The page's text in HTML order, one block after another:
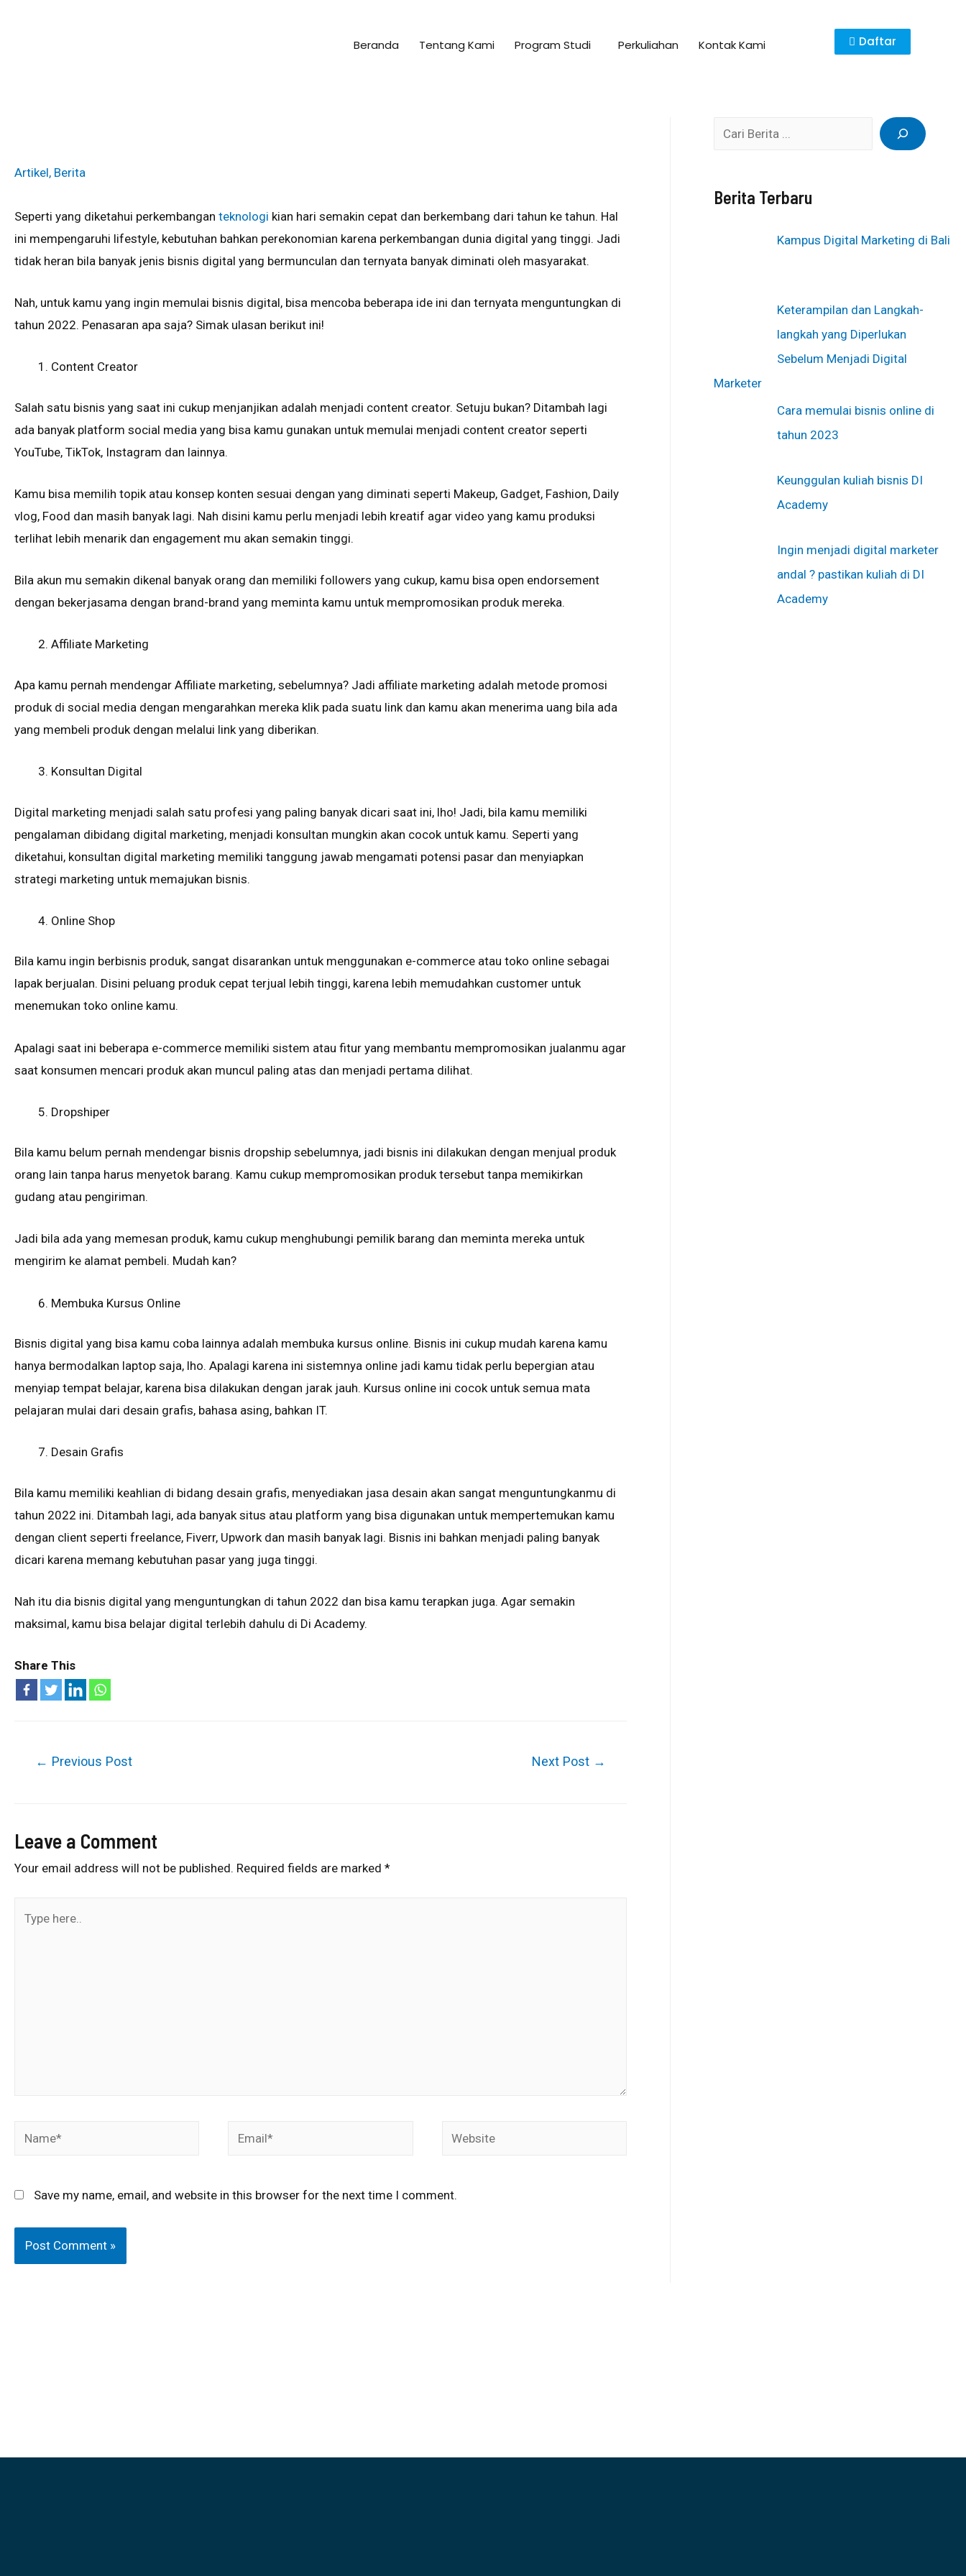
Beranda Tentang Kami Program Studi Perkuliahan Kontak Kami Daftar
Artikel, Berita
Seperti yang diketahui perkembangan teknologi kian hari semakin cepat dan berkembang dari tahun ke tahun. Hal
ini mempengaruhi lifestyle, kebutuhan bahkan perekonomian karena perkembangan dunia digital yang tinggi. Jadi
tidak heran bila banyak jenis bisnis digital yang bermunculan dan ternyata banyak diminati oleh masyarakat.
Nah, untuk kamu yang ingin memulai bisnis digital, bisa mencoba beberapa ide ini dan ternyata menguntungkan di
tahun 2022. Penasaran apa saja? Simak ulasan berikut ini!
Content Creator
Salah satu bisnis yang saat ini cukup menjanjikan adalah menjadi content creator. Setuju bukan? Ditambah lagi
ada banyak platform social media yang bisa kamu gunakan untuk memulai menjadi content creator seperti
YouTube, TikTok, Instagram dan lainnya.
Kamu bisa memilih topik atau konsep konten sesuai dengan yang diminati seperti Makeup, Gadget, Fashion, Daily
vlog, Food dan masih banyak lagi. Nah disini kamu perlu menjadi lebih kreatif agar video yang kamu produksi
terlihat lebih menarik dan engagement mu akan semakin tinggi.
Bila akun mu semakin dikenal banyak orang dan memiliki followers yang cukup, kamu bisa open endorsement
dengan bekerjasama dengan brand-brand yang meminta kamu untuk mempromosikan produk mereka.
Affiliate Marketing
Apa kamu pernah mendengar Affiliate marketing, sebelumnya? Jadi affiliate marketing adalah metode promosi
produk di social media dengan mengarahkan mereka klik pada suatu link dan kamu akan menerima uang bila ada
yang membeli produk dengan melalui link yang diberikan.
Konsultan Digital
Digital marketing menjadi salah satu profesi yang paling banyak dicari saat ini, lho! Jadi, bila kamu memiliki
pengalaman dibidang digital marketing, menjadi konsultan mungkin akan cocok untuk kamu. Seperti yang
diketahui, konsultan digital marketing memiliki tanggung jawab mengamati potensi pasar dan menyiapkan
strategi marketing untuk memajukan bisnis.
Online Shop
Bila kamu ingin berbisnis produk, sangat disarankan untuk menggunakan e-commerce atau toko online sebagai
lapak berjualan. Disini peluang produk cepat terjual lebih tinggi, karena lebih memudahkan customer untuk
menemukan toko online kamu.
Apalagi saat ini beberapa e-commerce memiliki sistem atau fitur yang membantu mempromosikan jualanmu agar
saat konsumen mencari produk akan muncul paling atas dan menjadi pertama dilihat.
Dropshiper
Bila kamu belum pernah mendengar bisnis dropship sebelumnya, jadi bisnis ini dilakukan dengan menjual produk
orang lain tanpa harus menyetok barang. Kamu cukup mempromosikan produk tersebut tanpa memikirkan
gudang atau pengiriman.
Jadi bila ada yang memesan produk, kamu cukup menghubungi pemilik barang dan meminta mereka untuk
mengirim ke alamat pembeli. Mudah kan?
Membuka Kursus Online
Bisnis digital yang bisa kamu coba lainnya adalah membuka kursus online. Bisnis ini cukup mudah karena kamu
hanya bermodalkan laptop saja, lho. Apalagi karena ini sistemnya online jadi kamu tidak perlu bepergian atau
menyiap tempat belajar, karena bisa dilakukan dengan jarak jauh. Kursus online ini cocok untuk semua mata
pelajaran mulai dari desain grafis, bahasa asing, bahkan IT.
Desain Grafis
Bila kamu memiliki keahlian di bidang desain grafis, menyediakan jasa desain akan sangat menguntungkanmu di
tahun 2022 ini. Ditambah lagi, ada banyak situs atau platform yang bisa digunakan untuk mempertemukan kamu
dengan client seperti freelance, Fiverr, Upwork dan masih banyak lagi. Bisnis ini bahkan menjadi paling banyak
dicari karena memang kebutuhan pasar yang juga tinggi.
Nah itu dia bisnis digital yang menguntungkan di tahun 2022 dan bisa kamu terapkan juga. Agar semakin
maksimal, kamu bisa belajar digital terlebih dahulu di Di Academy.
Share This
← Previous Post Next Post →
Leave a Comment
Your email address will not be published. Required fields are marked *
Save my name, email, and website in this browser for the next time I comment.
Berita Terbaru
Kampus Digital Marketing di Bali
Keterampilan dan Langkah-
langkah yang Diperlukan
Sebelum Menjadi Digital
Marketer
Cara memulai bisnis online di
tahun 2023
Keunggulan kuliah bisnis DI
Academy
Ingin menjadi digital marketer
andal ? pastikan kuliah di DI
Academy